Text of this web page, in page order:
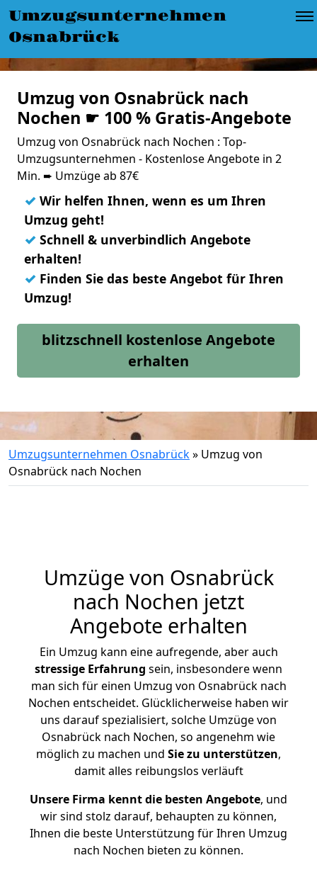
Umzugsunternehmen
Osnabrück
Umzug von Osnabrück nach
Nochen ☛ 100 % Gratis-Angebote
Umzug von Osnabrück nach Nochen : Top-
Umzugsunternehmen - Kostenlose Angebote in 2
Min. ➨ Umzüge ab 87€
✓ Wir helfen Ihnen, wenn es um Ihren
Umzug geht!
✓ Schnell & unverbindlich Angebote
erhalten!
✓ Finden Sie das beste Angebot für Ihren
Umzug!
blitzschnell kostenlose Angebote
erhalten
Umzugsunternehmen Osnabrück» Umzug von
Osnabrück nach Nochen
Umzüge von Osnabrück
nach Nochen jetzt
Angebote erhalten
Ein Umzug kann eine aufregende, aber auch
stressige Erfahrung sein, insbesondere wenn
man sich für einen Umzug von Osnabrück nach
Nochen entscheidet. Glücklicherweise haben wir
uns darauf spezialisiert, solche Umzüge von
Osnabrück nach Nochen, so angenehm wie
möglich zu machen und Sie zu unterstützen,
damit alles reibungslos verläuft
Unsere Firma kennt die besten Angebote, und
wir sind stolz darauf, behaupten zu können,
Ihnen die beste Unterstützung für Ihren Umzug
nach Nochen bieten zu können.